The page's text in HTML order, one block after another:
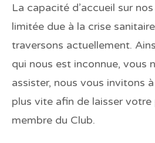
La capacité d’accueil sur
limitée due à la crise
traversons actuellement.
qui nous est inconnue, vous
assister, nous vous invitons
plus vite afin de laisser votre
membre du Club.